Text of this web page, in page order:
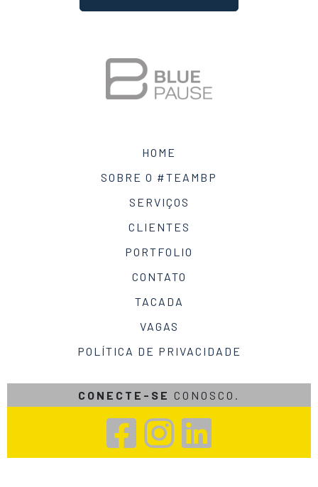
HOME
SOBRE O #TEAMBP
SERVIÇOS
CLIENTES
PORTFOLIO
CONTATO
TACADA
VAGAS
POLÍTICA DE PRIVACIDADE
CONECTE-SE CONOSCO.